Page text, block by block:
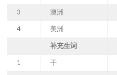
3 澳洲
4 美洲
补充生词
1 干